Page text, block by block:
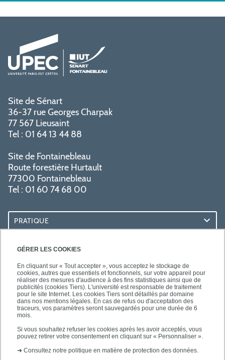
GÉRER LES COOKIES
En cliquant sur « Tout accepter », vous acceptez le stockage de
cookies, autres que essentiels et fonctionnels, sur votre appareil pour
réaliser des mesures d'audience à des fins statistiques ainsi que de
publicités (cookies Tiers). L'université est responsable de traitement
pour le site Internet. Les cookies Tiers sont détaillés par domaine
dans nos mentions légales. En cas de refus ou d'acceptation des
traceurs, vos paramètres seront sauvegardés pour une durée de 6
mois.
Si vous souhaitez refuser les cookies après les avoir acceptés, vous
pouvez retirer votre consentement en cliquant sur « Personnaliser ».
➜ Consultez notre politique en matière de protection des données.
Site de Sénart
36-37 rue Georges Charpak
77 567 Lieusaint
Tel : 01 64 13 44 88
Site de Fontainebleau
Route forestière Hurtault
77300 Fontainebleau
Tel : 01 60 74 68 00
PRATIQUE
RESSOURCES
SUIVEZ-NOUS